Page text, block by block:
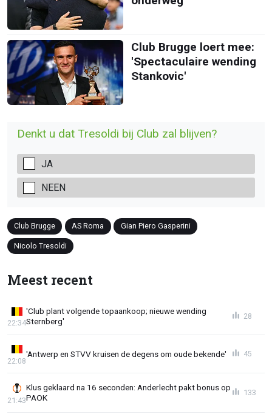
Club Brugge loert mee:
'Spectaculaire wending
Stankovic'
Denkt u dat Tresoldi bij Club zal blijven?
JA
NEEN
Club Brugge AS Roma Gian Piero Gasperini
Nicolo Tresoldi
Meest recent
'Club plant volgende topaankoop; nieuwe wending
Sternberg'
22:34
28
'Antwerp en STVV kruisen de degens om oude bekende'
22:08
45
Klus geklaard na 16 seconden: Anderlecht pakt bonus op
PAOK
21:43
133